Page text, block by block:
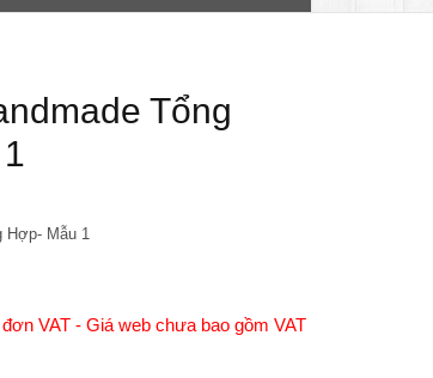
Tổng
Hợp- Mẫu 1
VAT - Giá web chưa bao gồm VAT